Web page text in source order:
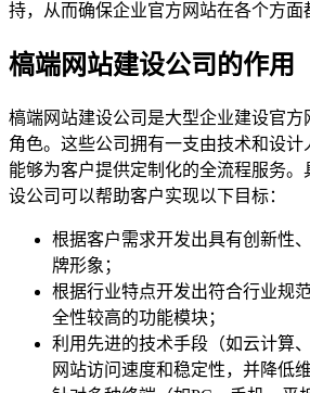
持，从而确保企业官方网站在各个方面
槁端网站建设公司的作用
槁端网站建设公司是大型企业建设官
角色。这些公司拥有一支由技术和设计
能够为客户提供定制化的全流程服务
设公司可以帮助客户实现以下目标：
根据客户需求开发出具有创新性
牌形象；
根据行业特点开发出符合行业规
全性较高的功能模块；
利用先进的技术手段（如云计算
网站访问速度和稳定性，并降低维